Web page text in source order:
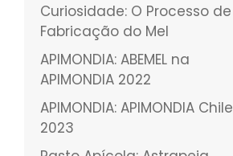
Curiosidade: O Processo de
Fabricação do Mel
APIMONDIA: ABEMEL na
APIMONDIA 2022
APIMONDIA: APIMONDIA Chile
2023